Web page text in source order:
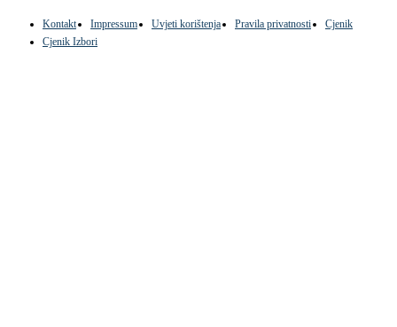
Kontakt Impressum Uvjeti korištenja Pravila privatnosti
Cjenik
Cjenik Izbori